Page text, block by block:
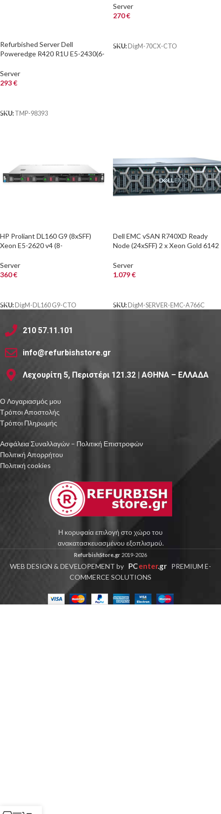
Refurbished Server Dell
Poweredge R420 R1U E5-2430(6-
10K/8xSFF/1xPSU/DVD/Pe
Server
293€
SKU: TMP-98393
Server
270€
SKU: DigM-70CX-CTO
HP Proliant DL160 G9 (8xSFF)
Xeon E5-2620 v4 (8-
Server
360€
SKU: DigM-DL160 G9-CTO
Dell EMC vSAN R740XD Ready
Node (24xSFF) 2 x Xeon Gold 6142
Cores)/32GB/4x1GB/HBA330+/2x
1600W/No Rails
Server
1.079€
SKU: DigM-SERVER-EMC-A766C
210 57.11.101
info@refurbishstore.gr
Λεχουρίτη 5, Περιστέρι 121.32 | ΑΘΗΝΑ – ΕΛΛΑΔΑ
Ο Λογαριασμός μου
Τρόποι Αποστολής
Τρόποι Πληρωμής
Ασφάλεια Συναλλαγών – Πολιτική Επιστροφών
Πολιτική Απορρήτου
Πολιτική cookies
Η κορυφαία επιλογή στο χώρο του
ανακατασκευασμένου εξοπλισμού.
RefurbishStore.gr 2019-2026
WEB DESIGN & DEVELOPEMENT by PCenter.gr PREMIUM E-
COMMERCE SOLUTIONS